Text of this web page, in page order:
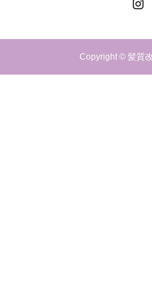
Copyright © 髪質